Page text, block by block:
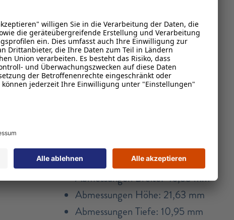
Daten
Software
Artikelnummer: 30041639
Abmessungen Breite: 46,53 mm
Abmessungen Höhe: 21,63 mm
Abmessungen Tiefe: 10,95 mm